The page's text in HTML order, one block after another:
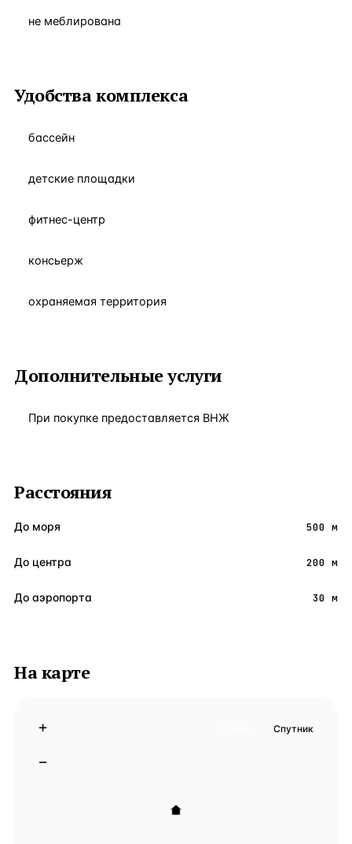
не меблирована
Удобства комплекса
бассейн
детские площадки
фитнес-центр
консьерж
охраняемая территория
Дополнительные услуги
При покупке предоставляется ВНЖ
Расстояния
До моря 500 м
До центра 200 м
До аэропорта 30 м
На карте
+
−
Спутник